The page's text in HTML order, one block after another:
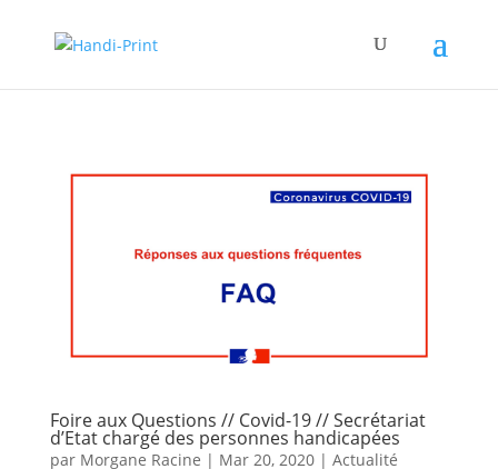
Foire aux Questions // Covid-19 // Secrétariat
d’Etat chargé des personnes handicapées
par Morgane Racine | Mar 20, 2020| Actualité